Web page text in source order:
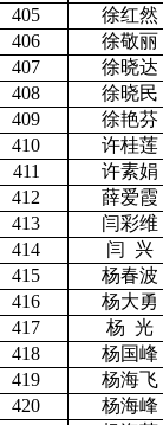
405
徐红然
406
徐敬丽
407
徐晓达
408
徐晓民
409
徐艳芬
410
许桂莲
411
许素娟
412
薛爱霞
413
闫彩维
414 闫
兴
415
杨春波
416
杨大勇
417 杨 光
418
杨国峰
419
杨海飞
420
杨海峰